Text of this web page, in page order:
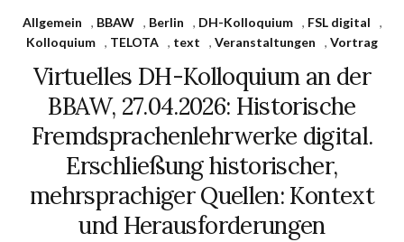
Allgemein , BBAW , Berlin , DH-Kolloquium , FSL digital
,
Kolloquium , TELOTA , text , Veranstaltungen , Vortrag
Virtuelles DH-Kolloquium an der
BBAW, 27.04.2026: Historische
Fremdsprachenlehrwerke digital.
Erschließung historischer,
mehrsprachiger Quellen: Kontext
und Herausforderungen